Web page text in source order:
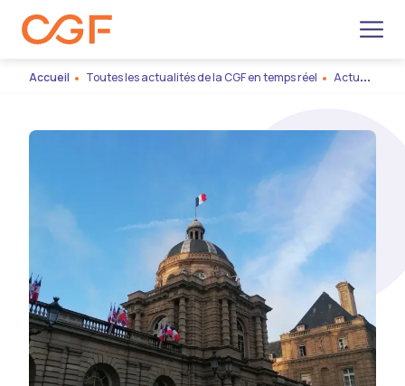
Accueil Toutes les actualités de la CGF en temps réel Actualité institutionnelle